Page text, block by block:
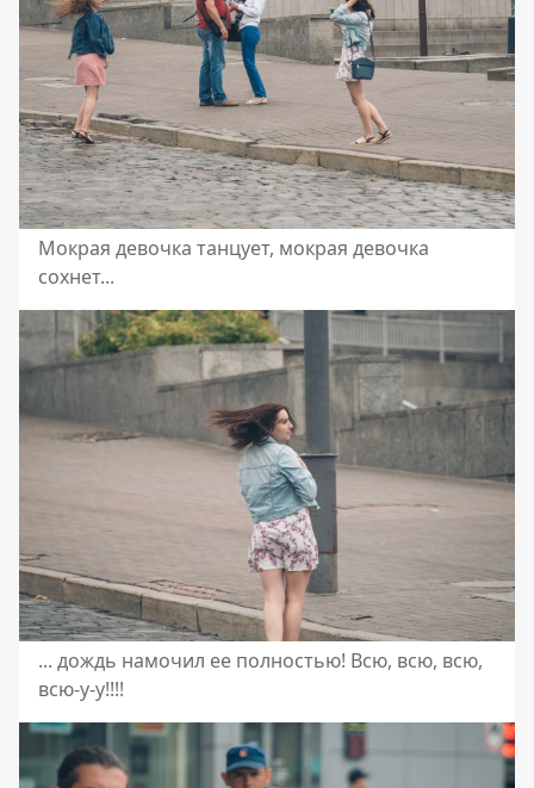
Мокрая девочка танцует, мокрая девочка
сохнет...
... дождь намочил ее полностью! Всю, всю, всю,
всю-у-у!!!!